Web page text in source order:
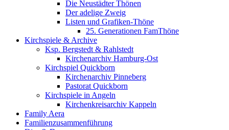
Die Neustädter Thönen
Der adelige Zweig
Listen und Grafiken-Thöne
25. Generationen FamThöne
Kirchspiele & Archive
Ksp. Bergstedt & Rahlstedt
Kirchenarchiv Hamburg-Ost
Kirchspiel Quickborn
Kirchenarchiv Pinneberg
Pastorat Quickborn
Kirchspiele in Angeln
Kirchenkreisarchiv Kappeln
Family Aera
Familienzusammenführung